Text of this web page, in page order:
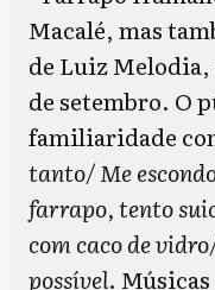
Macalé, mas
de Luiz
de setembro. O
familiaridade
tanto/ Me
farrapo, tento
com caco de
possível. Músicas